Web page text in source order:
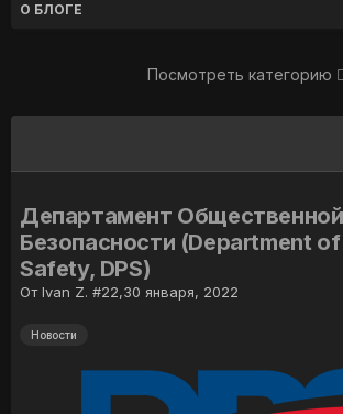
О БЛОГЕ
Посмотреть категорию
Департамент Общественной
Безопасности (Department
Safety, DPS)
ОтIvan Z. #22,30 января, 2022
Новости